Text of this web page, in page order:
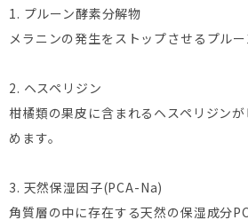
1. プルーン酵素分解物
メラニンの発生をストップさせるプルー
2. ヘスペリジン
柑橘類の果皮に含まれるヘスペリジン
めます。
3. 天然保湿因子(PCA-Na)
角質層の中に存在する天然の保湿成分